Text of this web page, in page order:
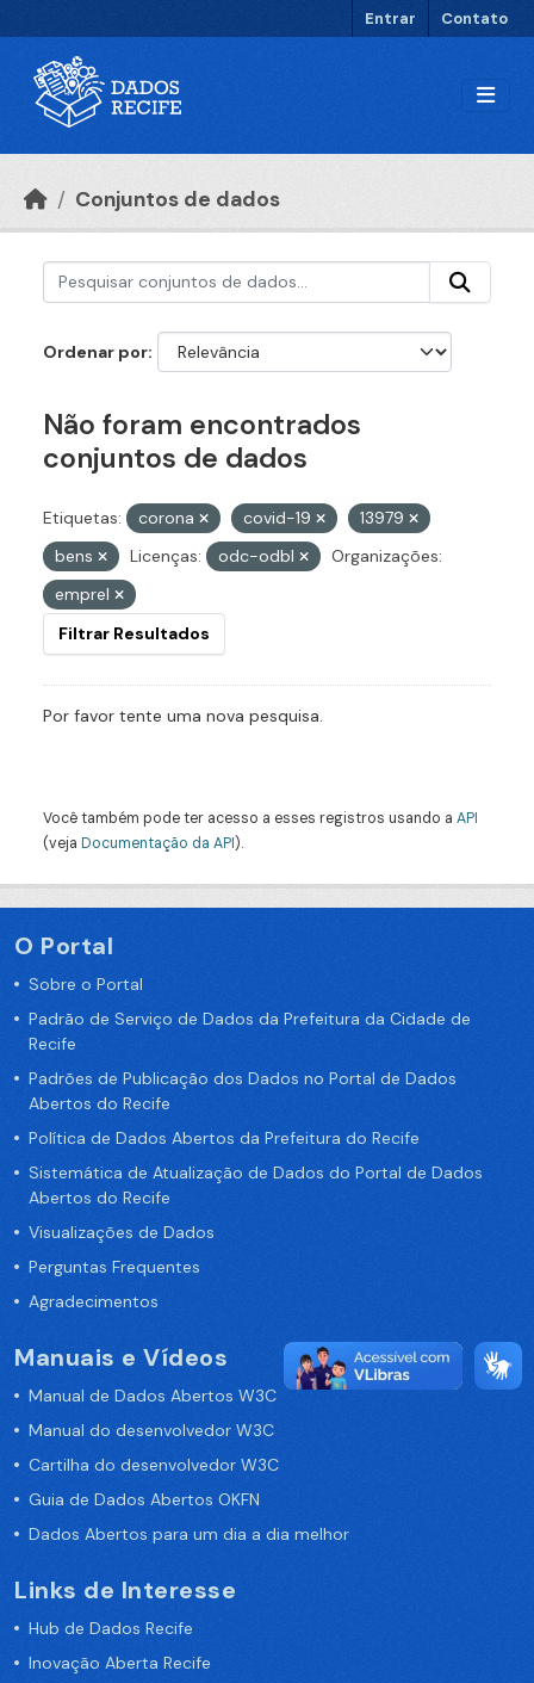
Entrar Contato
Conjuntos de dados
Ordenar por
Não foram encontrados
conjuntos de dados
Etiquetas: corona covid-19
13979
bens
Licenças: odc-odbl
Organizações:
emprel
Filtrar Resultados
Por favor tente uma nova pesquisa.
Você também pode ter acesso a esses registros usando a API
(veja Documentação da API).
O Portal
Sobre o Portal
Padrão de Serviço de Dados da Prefeitura da Cidade de
Recife
Padrões de Publicação dos Dados no Portal de Dados
Abertos do Recife
Política de Dados Abertos da Prefeitura do Recife
Sistemática de Atualização de Dados do Portal de Dados
Abertos do Recife
Visualizações de Dados
Perguntas Frequentes
Agradecimentos
Manuais e Vídeos
Manual de Dados Abertos W3C
Manual do desenvolvedor W3C
Cartilha do desenvolvedor W3C
Guia de Dados Abertos OKFN
Dados Abertos para um dia a dia melhor
Links de Interesse
Hub de Dados Recife
Inovação Aberta Recife